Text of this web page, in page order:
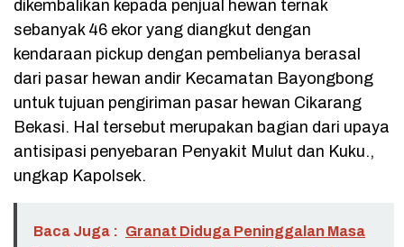
dikembalikan kepada penjual hewan ternak
sebanyak 46 ekor yang diangkut dengan
kendaraan pickup dengan pembelianya berasal
dari pasar hewan andir Kecamatan Bayongbong
untuk tujuan pengiriman pasar hewan Cikarang
Bekasi. Hal tersebut merupakan bagian dari upaya
antisipasi penyebaran Penyakit Mulut dan Kuku.,
ungkap Kapolsek.
Baca Juga : Granat Diduga Peninggalan Masa